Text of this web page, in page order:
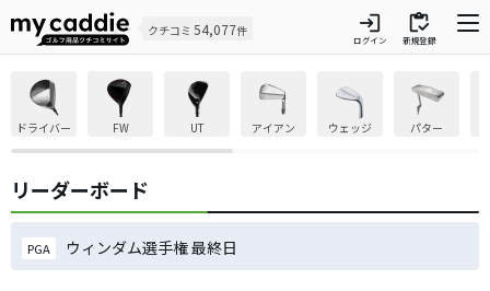
クチコミ 54,077件 login
ログイン
inventory
新規登録
ドライバー FW UT アイアン ウェッジ パター
リーダーボード
PGA ウィンダム選手権 最終日